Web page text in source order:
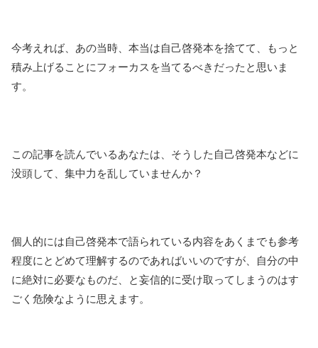
今考えれば、あの当時、本当は自己啓発本を捨てて、もっと
積み上げることにフォーカスを当てるべきだったと思いま
す。
この記事を読んでいるあなたは、そうした自己啓発本などに
没頭して、集中力を乱していませんか？
個人的には自己啓発本で語られている内容をあくまでも参考
程度にとどめて理解するのであればいいのですが、自分の中
に絶対に必要なものだ、と妄信的に受け取ってしまうのはす
ごく危険なように思えます。